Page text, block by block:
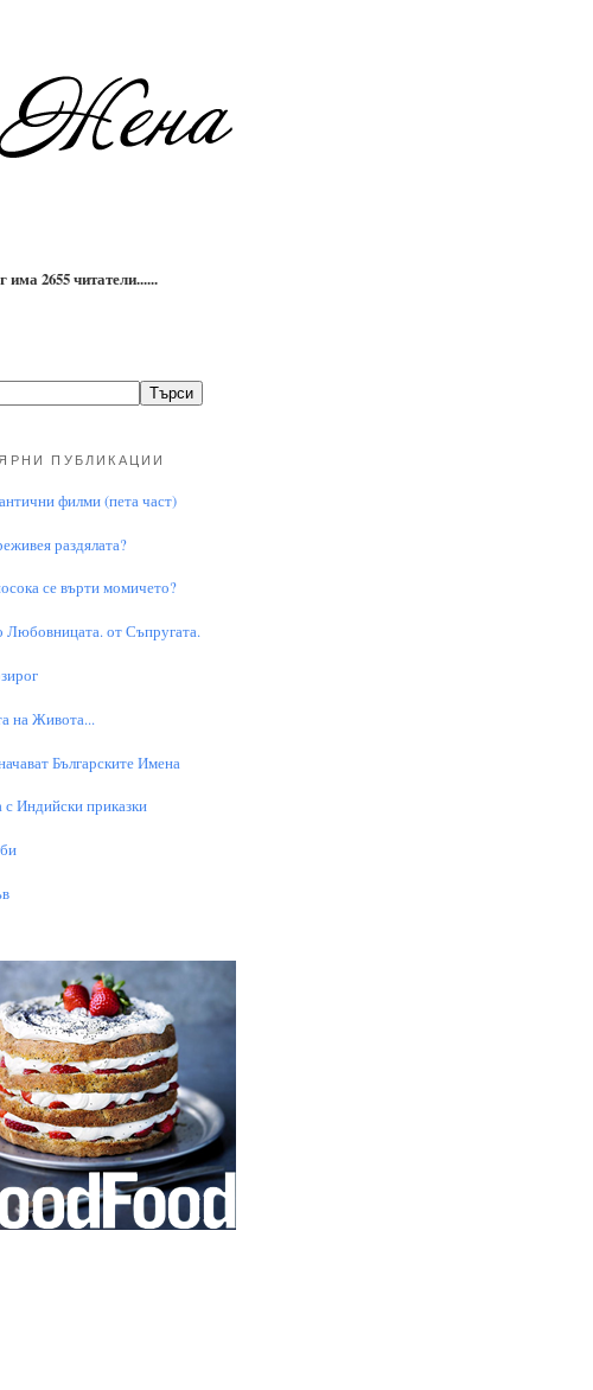
има 2655 читатели......
ПУБЛИКАЦИИ
филми (пета част)
раздялата?
се върти момичето?
Любовницата. от Съпругата.
на Живота...
Българските Имена
с Индийски приказки